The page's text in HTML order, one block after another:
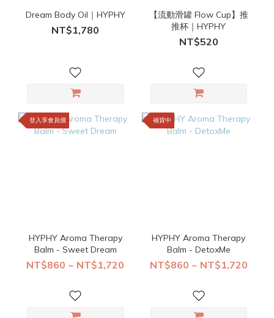
Dream Body Oil｜HYPHY
NT$1,780
【流動滑罐 Flow Cup】推
推杯｜HYPHY
NT$520
登入享會員價
HYPHY Aroma Therapy
Balm - Sweet Dream
NT$860 ~ NT$1,720
補貨中
HYPHY Aroma Therapy
Balm - DetoxMe
NT$860 ~ NT$1,720